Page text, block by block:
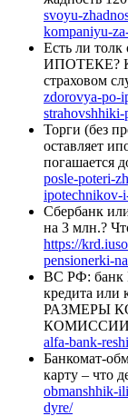
svoyu-
kompaniyu-
Есть ли
ИПОТЕКЕ?
страховом
zdorovya-po-
strahovshhiki-
Торги (без
оставляет
погашается
posle-poteri-
ipotechnikov-
Сбербанк
на 3 млн.?
https://
pensionerki-
ВС РФ: банк
кредита
РАЗМЕРЫ
КОМИССИИ
alfa-bank-
Банкомат-
карту – что
obmanshhik-
dyre/